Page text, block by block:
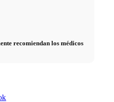
recomiendan los médicos